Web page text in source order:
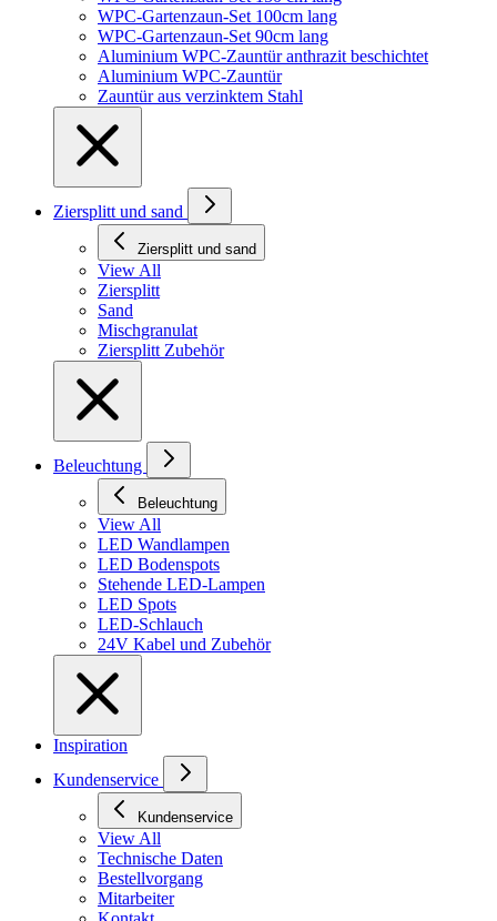
WPC-Gartenzaun-Set 100cm lang
WPC-Gartenzaun-Set 90cm lang
Aluminium WPC-Zauntür anthrazit beschichtet
Aluminium WPC-Zauntür
Zauntür aus verzinktem Stahl
Ziersplitt und sand
Ziersplitt und sand
View All
Ziersplitt
Sand
Mischgranulat
Ziersplitt Zubehör
Beleuchtung
Beleuchtung
View All
LED Wandlampen
LED Bodenspots
Stehende LED-Lampen
LED Spots
LED-Schlauch
24V Kabel und Zubehör
Inspiration
Kundenservice
Kundenservice
View All
Technische Daten
Bestellvorgang
Mitarbeiter